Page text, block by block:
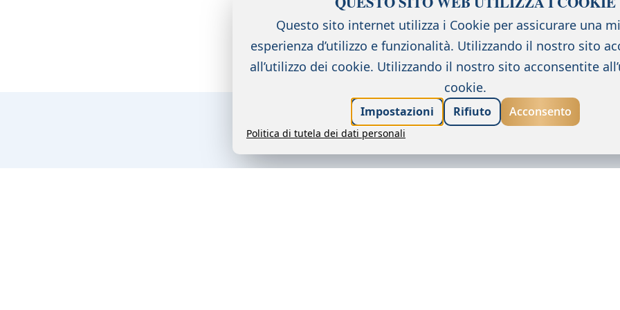
Questo sito internet utilizza i Cookie per assicurare una
esperienza d’utilizzo e funzionalità. Utilizzando il nostro sito
all’utilizzo dei cookie. Utilizzando il nostro sito acconsentite
cookie.
Impostazioni Rifiuto Acconsento
Politica di tutela dei dati personali